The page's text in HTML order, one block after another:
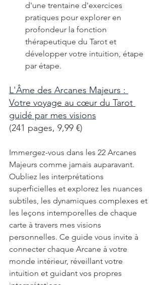
d'une trentaine d'exercices
pratiques pour explorer en
profondeur la fonction
thérapeutique du Tarot et
développer votre intuition, étape
par étape.
L'Âme des Arcanes Majeurs :
Votre voyage au cœur du Tarot
guidé par mes visions
(241 pages, 9,99 €)
Immergez-vous dans les 22 Arcanes
Majeurs comme jamais auparavant.
Oubliez les interprétations
superficielles et explorez les nuances
subtiles, les dynamiques complexes et
les leçons intemporelles de chaque
carte à travers mes visions
personnelles. Ce guide vous invite à
connecter chaque Arcane à votre
monde intérieur, réveillant votre
intuition et guidant vos propres